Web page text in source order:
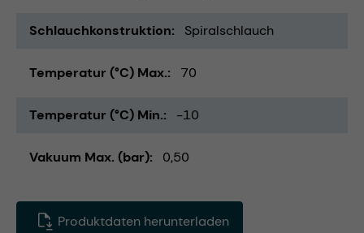
Schlauchkonstruktion Spiralschlauch
Temperatur (°C) Max. 70
Temperatur (°C) Min. -10
Vakuum Max. (bar) 0,50
Produktdaten herunterladen